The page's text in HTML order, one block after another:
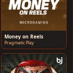
Money on Reels
Pragmatic Play